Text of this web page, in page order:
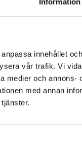
innehållet
vår trafik. Vi
medier och
med annan